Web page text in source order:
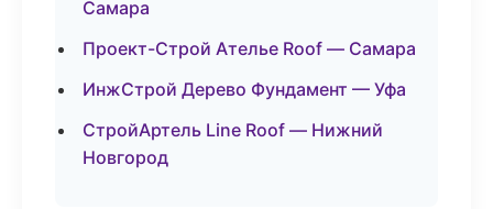
Самара
Проект-Строй Ателье Roof — Самара
ИнжСтрой Дерево Фундамент — Уфа
СтройАртель Line Roof — Нижний
Новгород